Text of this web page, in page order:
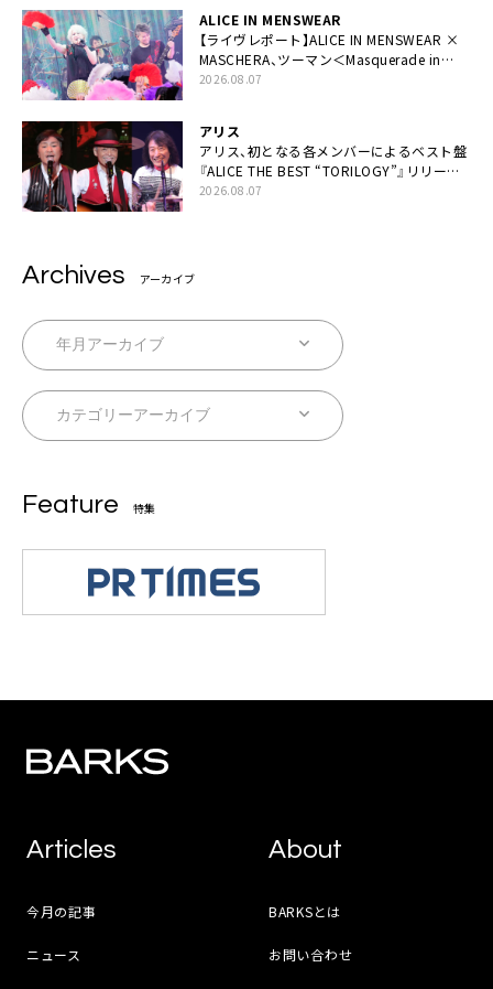
ALICE IN MENSWEAR
【ライヴレポート】ALICE IN MENSWEAR ×
MASCHERA、ツーマン＜Masquerade in
Wonderland＞に一夜限り豪華共演と14年
2026.08.07
アリス
アリス、初となる各メンバーによるベスト盤
『ALICE THE BEST “TORILOGY”』リリース
決定
2026.08.07
Archives アーカイブ
Feature 特集
Articles
今月の記事
ニュース
About
BARKSとは
お問い合わせ